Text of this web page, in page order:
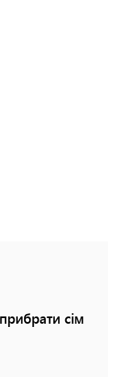
сім